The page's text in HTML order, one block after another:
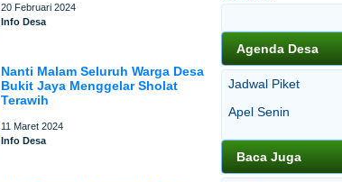
20 Februari 2024
Info Desa
Nanti Malam Seluruh Warga Desa
Bukit Jaya Menggelar Sholat
Terawih
11 Maret 2024
Info Desa
Agenda Desa
Jadwal Piket
Apel Senin
Baca Juga